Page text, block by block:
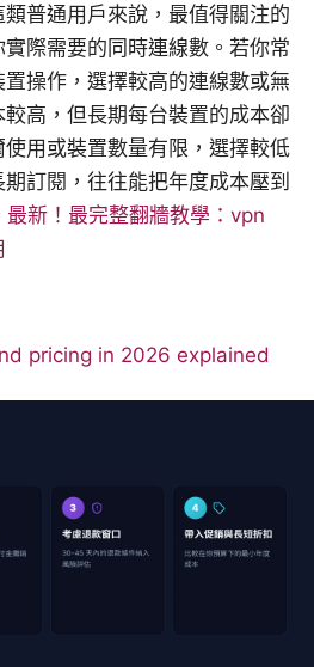
普通用戶來說，最值得關注的
際需要的同時連線數。若你常
操作，選擇較高的連線數或無
高，但長期每台裝置的成本卻
用或裝置數量有限，選擇較低
訂閱，往往能把年度成本壓到
最新！最完整翻牆教學：vpn
pricing in 2026 explained